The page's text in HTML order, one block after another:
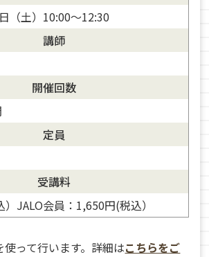
（土）10:00〜12:30
講師
開催回数
定員
受講料
JALO会員：1,650円(税込）
って行います。詳細はこちらをご